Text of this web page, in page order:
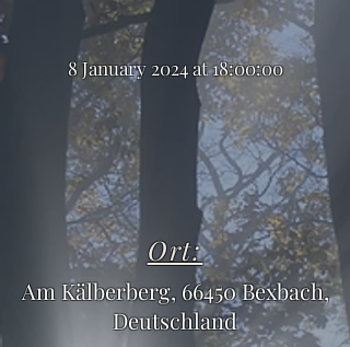
8 January 2024 at 18:00:00
Ort:
Am Kälberberg, 66450 Bexbach,
Deutschland